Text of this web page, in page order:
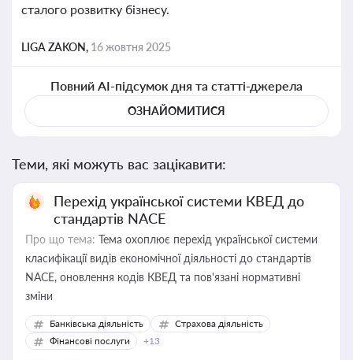
сталого розвитку бізнесу.
LIGA ZAKON, 16 жовтня 2025
Повний AI-підсумок дня та статті-джерела
ОЗНАЙОМИТИСЯ
Теми, які можуть вас зацікавити:
Перехід української системи КВЕД до
стандартів NACE
Про що тема: Тема охоплює перехід української системи
класифікації видів економічної діяльності до стандартів
NACE, оновлення кодів КВЕД та пов'язані нормативні
зміни
Банківська діяльність
Страхова діяльність
Фінансові послуги
+13